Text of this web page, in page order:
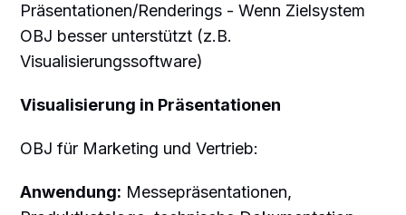
Präsentationen/Renderings - Wenn Zielsystem
OBJ besser unterstützt (z.B.
Visualisierungssoftware)
Visualisierung in Präsentationen
OBJ für Marketing und Vertrieb:
Anwendung: Messepräsentationen,